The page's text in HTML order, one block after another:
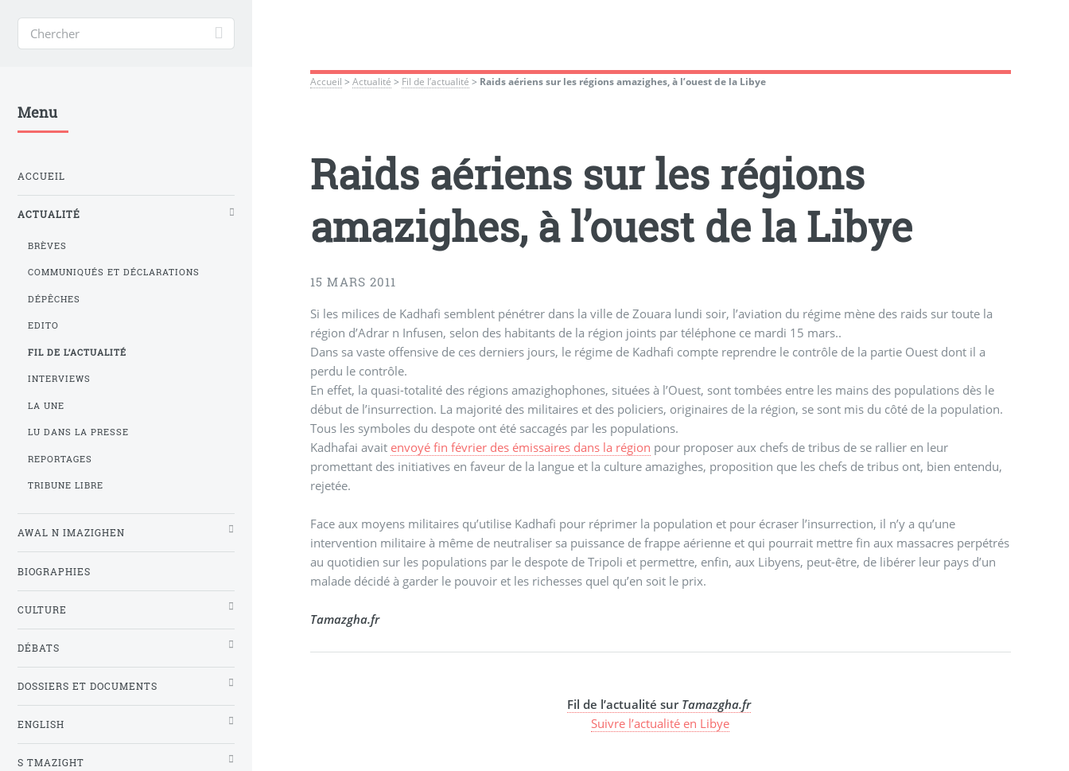
Accueil >Actualité > Fil de l’actualité > Raids aériens sur les régions amazighes, à l’ouest de la Libye
Raids aériens sur les régions
amazighes, à l’ouest de la Libye
15 MARS 2011
Si les milices de Kadhafi semblent pénétrer dans la ville de Zouara lundi soir, l’aviation du régime mène des raids sur toute la
région d’Adrar n Infusen, selon des habitants de la région joints par téléphone ce mardi 15 mars..
Dans sa vaste offensive de ces derniers jours, le régime de Kadhafi compte reprendre le contrôle de la partie Ouest dont il a
perdu le contrôle.
En effet, la quasi-totalité des régions amazighophones, situées à l’Ouest, sont tombées entre les mains des populations dès le
début de l’insurrection. La majorité des militaires et des policiers, originaires de la région, se sont mis du côté de la population.
Tous les symboles du despote ont été saccagés par les populations.
Kadhafai avait envoyé fin février des émissaires dans la région pour proposer aux chefs de tribus de se rallier en leur
promettant des initiatives en faveur de la langue et la culture amazighes, proposition que les chefs de tribus ont, bien entendu,
rejetée.
Face aux moyens militaires qu’utilise Kadhafi pour réprimer la population et pour écraser l’insurrection, il n’y a qu’une
intervention militaire à même de neutraliser sa puissance de frappe aérienne et qui pourrait mettre fin aux massacres perpétrés
au quotidien sur les populations par le despote de Tripoli et permettre, enfin, aux Libyens, peut-être, de libérer leur pays d’un
malade décidé à garder le pouvoir et les richesses quel qu’en soit le prix.
Tamazgha.fr
Fil de l’actualité sur Tamazgha.fr
Suivre l’actualité en Libye
Menu
ACCUEIL
ACTUALITÉ
BRÈVES
COMMUNIQUÉS ET DÉCLARATIONS
DÉPÊCHES
EDITO
FIL DE L’ACTUALITÉ
INTERVIEWS
LA UNE
LU DANS LA PRESSE
REPORTAGES
TRIBUNE LIBRE
AWAL N IMAZIGHEN
BIOGRAPHIES
CULTURE
DÉBATS
DOSSIERS ET DOCUMENTS
ENGLISH
S TMAZIGHT